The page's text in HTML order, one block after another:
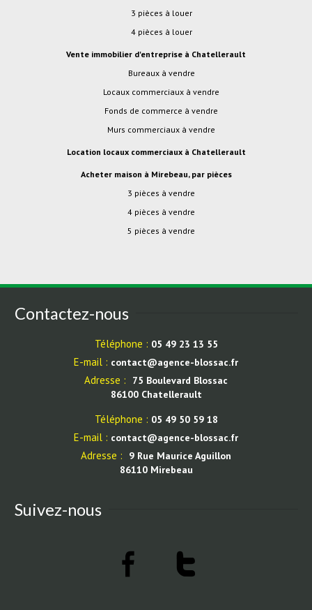
3 pièces à louer
4 pièces à louer
Vente immobilier d'entreprise à Chatellerault
Bureaux à vendre
Locaux commerciaux à vendre
Fonds de commerce à vendre
Murs commerciaux à vendre
Location locaux commerciaux à Chatellerault
Acheter maison à Mirebeau, par pièces
3 pièces à vendre
4 pièces à vendre
5 pièces à vendre
Contactez-nous
Téléphone : 05 49 23 13 55
E-mail : contact@agence-blossac.fr
Adresse :
75 Boulevard Blossac
86100 Chatellerault
Téléphone : 05 49 50 59 18
E-mail : contact@agence-blossac.fr
Adresse :
9 Rue Maurice Aguillon
86110 Mirebeau
Suivez-nous